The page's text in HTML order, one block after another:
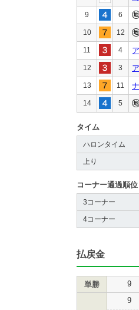
9 6
10 12
11 4
12 3
13 11
14 5
タイム
ハロンタイム
上り
コーナー通過順位
3コーナー
4コーナー
払戻金
単勝 9
9